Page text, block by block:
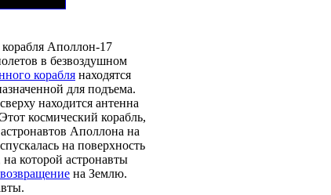
Аполлон-17
в безвоздушном
корабля находятся
для подъема.
находится антенна
космический корабль,
астронавтов Аполлона на
на поверхность
которой астронавты
на Землю.